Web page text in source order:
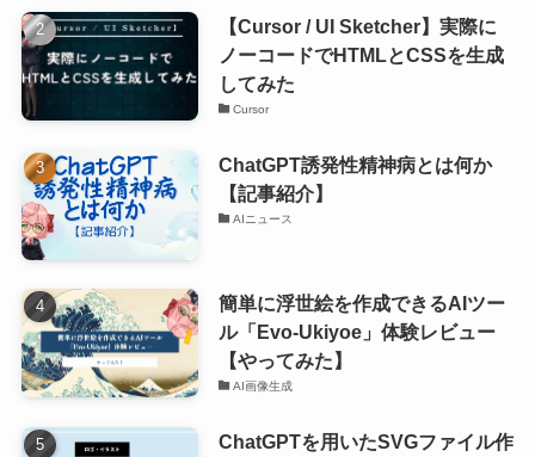
【Cursor / UI Sketcher】実際に
ノーコードでHTMLとCSSを生成
してみた
Cursor
ChatGPT誘発性精神病とは何か
【記事紹介】
AIニュース
簡単に浮世絵を作成できるAIツー
ル「Evo-Ukiyoe」体験レビュー
【やってみた】
AI画像生成
ChatGPTを用いたSVGファイル作